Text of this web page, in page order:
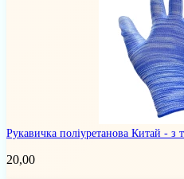
Рукавичка поліуретанова Китай - з
20,00